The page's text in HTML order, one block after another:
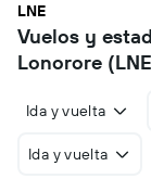
LNE
Vuelos y
Lonorore
Ida y vuelta
Ida y vuelta